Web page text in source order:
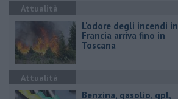
Attualità
L'odore degli incendi in
Francia arriva fino in
Toscana
Attualità
​Benzina, gasolio, gpl,